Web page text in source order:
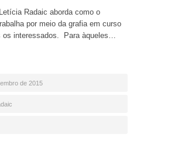
aborda como o
por meio da grafia em curso
os interessados. Para àqueles…
de 2015